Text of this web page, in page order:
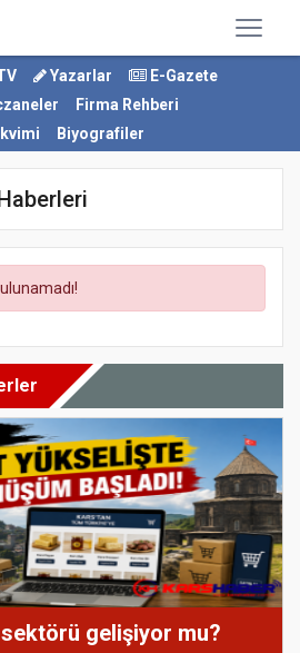
Yazarlar
E-Gazete
Firma Rehberi
Biyografiler
gelişiyor mu?